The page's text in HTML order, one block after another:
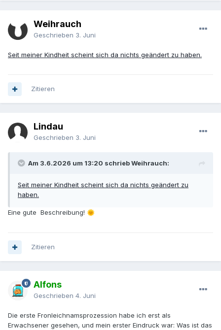
Weihrauch
Geschrieben 3. Juni
Seit meiner Kindheit scheint sich da nichts geändert zu haben.
Zitieren
Lindau
Geschrieben 3. Juni
Am 3.6.2026 um 13:20 schrieb Weihrauch:
Seit meiner Kindheit scheint sich da nichts geändert zu
haben.
Eine gute Beschreibung! 🌞
Zitieren
Alfons
Geschrieben 4. Juni
Die erste Fronleichnamsprozession habe ich erst als
Erwachsener gesehen, und mein erster Eindruck war: Was ist das